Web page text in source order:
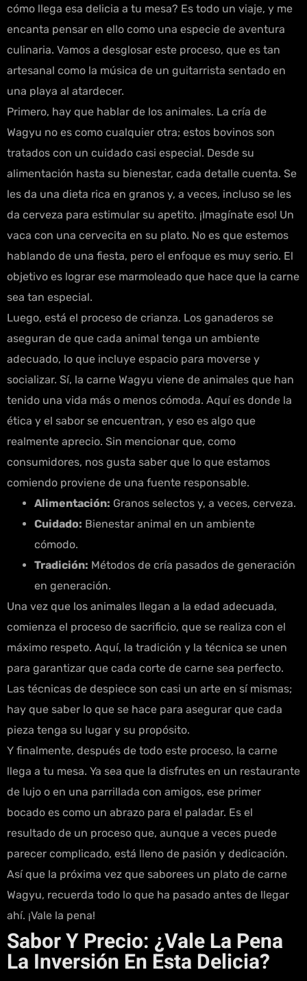
cómo llega esa delicia a tu mesa? Es todo un viaje, y me
encanta pensar en ello como una especie de aventura
culinaria. Vamos a desglosar este proceso, que es tan
artesanal como la música de un guitarrista sentado en
una playa al atardecer.
Primero, hay que hablar de los animales. La cría de
Wagyu no es como cualquier otra; estos bovinos son
tratados con un cuidado casi especial. Desde su
alimentación hasta su bienestar, cada detalle cuenta. Se
les da una dieta rica en granos y, a veces, incluso se les
da cerveza para estimular su apetito. ¡Imagínate eso! Un
vaca con una cervecita en su plato. No es que estemos
hablando de una fiesta, pero el enfoque es muy serio. El
objetivo es lograr ese marmoleado que hace que la carne
sea tan especial.
Luego, está el proceso de crianza. Los ganaderos se
aseguran de que cada animal tenga un ambiente
adecuado, lo que incluye espacio para moverse y
socializar. Sí, la carne Wagyu viene de animales que han
tenido una vida más o menos cómoda. Aquí es donde la
ética y el sabor se encuentran, y eso es algo que
realmente aprecio. Sin mencionar que, como
consumidores, nos gusta saber que lo que estamos
comiendo proviene de una fuente responsable.
Alimentación: Granos selectos y, a veces, cerveza.
Cuidado: Bienestar animal en un ambiente
cómodo.
Tradición: Métodos de cría pasados de generación
en generación.
Una vez que los animales llegan a la edad adecuada,
comienza el proceso de sacrificio, que se realiza con el
máximo respeto. Aquí, la tradición y la técnica se unen
para garantizar que cada corte de carne sea perfecto.
Las técnicas de despiece son casi un arte en sí mismas;
hay que saber lo que se hace para asegurar que cada
pieza tenga su lugar y su propósito.
Y finalmente, después de todo este proceso, la carne
llega a tu mesa. Ya sea que la disfrutes en un restaurante
de lujo o en una parrillada con amigos, ese primer
bocado es como un abrazo para el paladar. Es el
resultado de un proceso que, aunque a veces puede
parecer complicado, está lleno de pasión y dedicación.
Así que la próxima vez que saborees un plato de carne
Wagyu, recuerda todo lo que ha pasado antes de llegar
ahí. ¡Vale la pena!
Sabor Y Precio: ¿Vale La Pena
La Inversión En Esta Delicia?